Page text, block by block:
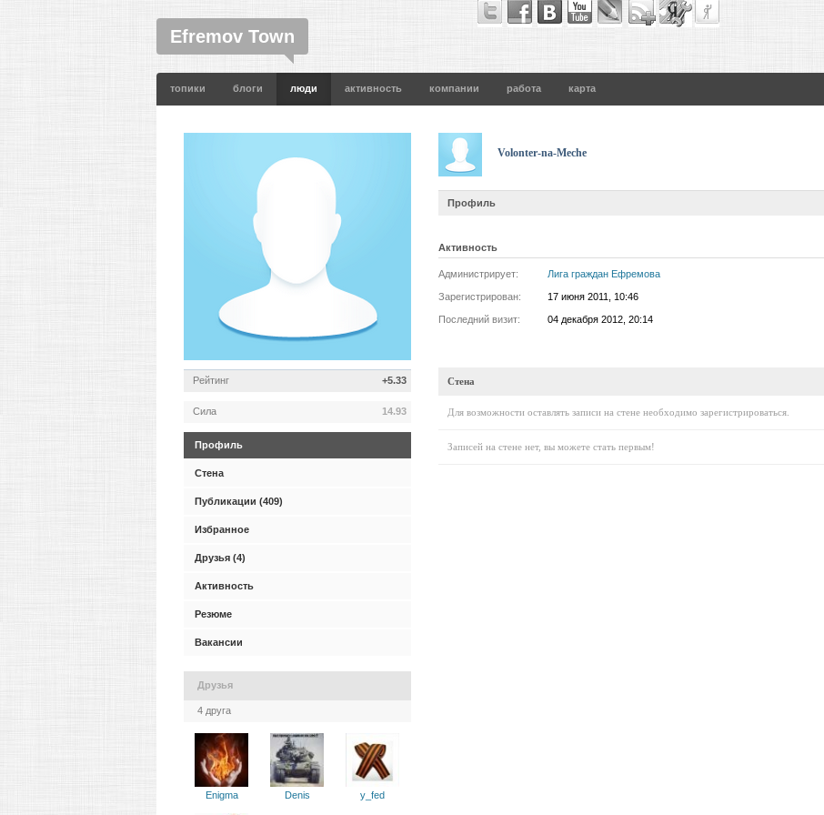
Efremov Town
топики блоги люди активность компании работа карта
Volonter-na-Meche
Профиль
Активность
Администрирует: Лига граждан Ефремова
Зарегистрирован: 17 июня 2011, 10:46
Последний визит: 04 декабря 2012, 20:14
Стена
Для возможности оставлять записи на стене необходимо зарегистрироваться.
Записей на стене нет, вы можете стать первым!
Рейтинг +5.33
Сила 14.93
Профиль
Стена
Публикации (409)
Избранное
Друзья (4)
Активность
Резюме
Вакансии
Друзья
4 друга
Enigma Denis y_fed